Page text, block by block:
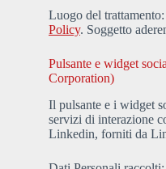
Luogo del
Policy. Soggetto
Pulsante e widget
Corporation)
Il pulsante e i widget
servizi di interazione
Linkedin, forniti da